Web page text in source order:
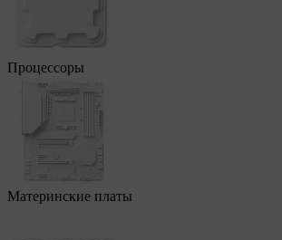
Процессоры
Материнские платы